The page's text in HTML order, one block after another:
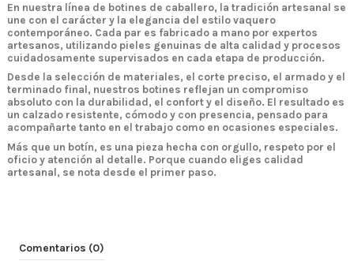
En nuestra línea de botines de caballero, la tradición artesanal se
une con el carácter y la elegancia del estilo vaquero
contemporáneo. Cada par es fabricado a mano por expertos
artesanos, utilizando pieles genuinas de alta calidad y procesos
cuidadosamente supervisados en cada etapa de producción.
Desde la selección de materiales, el corte preciso, el armado y el
terminado final, nuestros botines reflejan un compromiso
absoluto con la durabilidad, el confort y el diseño. El resultado es
un calzado resistente, cómodo y con presencia, pensado para
acompañarte tanto en el trabajo como en ocasiones especiales.
Más que un botín, es una pieza hecha con orgullo, respeto por el
oficio y atención al detalle. Porque cuando eliges calidad
artesanal, se nota desde el primer paso.
Comentarios (0)